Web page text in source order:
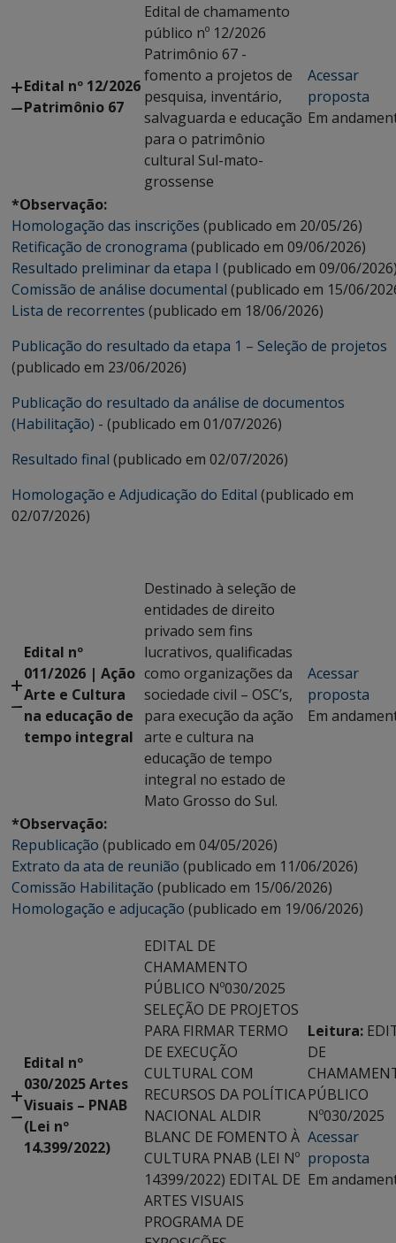
Edital nº 12/2026
Patrimônio 67
Edital de chamamento
público nº 12/2026
Patrimônio 67 -
fomento a projetos de
pesquisa, inventário,
salvaguarda e educação
para o patrimônio
cultural Sul-mato-
grossense
Acessar
proposta
Em
*Observação:
Homologação das inscrições (publicado em 20/05/26)
Retificação de cronograma (publicado em 09/06/2026)
Resultado preliminar da etapa I (publicado em 09/06/
Comissão de análise documental (publicado em 15/06/
Lista de recorrentes (publicado em 18/06/2026)
Publicação do resultado da etapa 1 – Seleção de projetos
(publicado em 23/06/2026)
Publicação do resultado da análise de documentos
(Habilitação) - (publicado em 01/07/2026)
Resultado final (publicado em 02/07/2026)
Homologação e Adjudicação do Edital (publicado em
02/07/2026)
Edital nº
011/2026 | Ação
Arte e Cultura
na educação de
tempo integral
Destinado à seleção de
entidades de direito
privado sem fins
lucrativos, qualificadas
como organizações da
sociedade civil – OSC’s,
para execução da ação
arte e cultura na
educação de tempo
integral no estado de
Mato Grosso do Sul.
Acessar
proposta
Em
*Observação:
Republicação (publicado em 04/05/2026)
Extrato da ata de reunião (publicado em 11/06/2026)
Comissão Habilitação (publicado em 15/06/2026)
Homologação e adjucação (publicado em 19/06/2026)
Edital nº
030/2025 Artes
Visuais – PNAB
(Lei nº
14.399/2022)
EDITAL DE
CHAMAMENTO
PÚBLICO Nº030/2025
SELEÇÃO DE PROJETOS
PARA FIRMAR TERMO
DE EXECUÇÃO
CULTURAL COM
RECURSOS DA POLÍTICA
NACIONAL ALDIR
BLANC DE FOMENTO À
CULTURA PNAB (LEI Nº
14399/2022) EDITAL DE
ARTES VISUAIS
PROGRAMA DE
Leitura:
DE
PÚBLICO
Nº030/2025
Acessar
proposta
Em